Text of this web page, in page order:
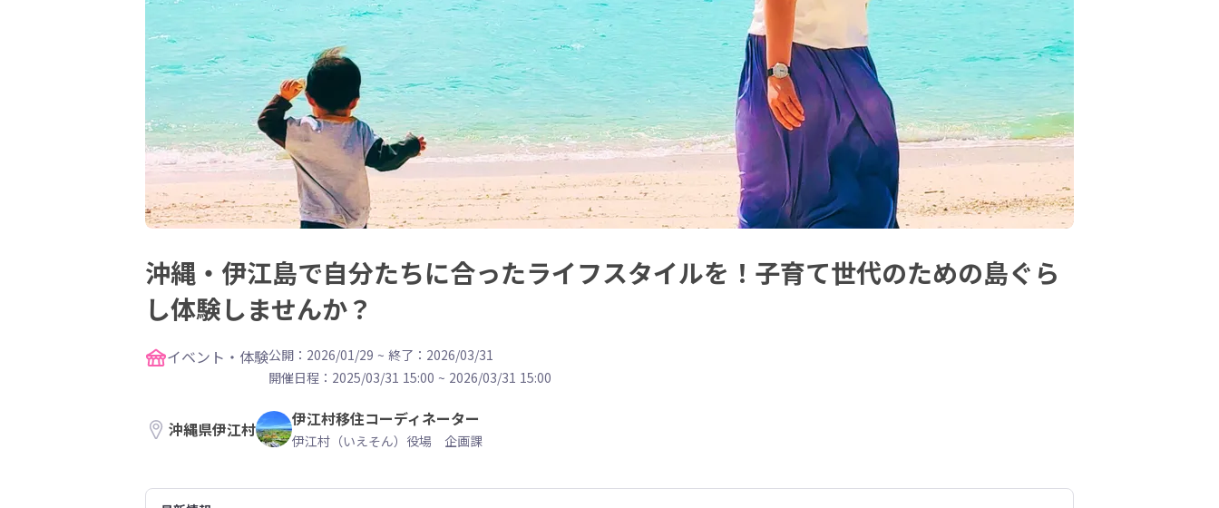
沖縄・伊江島で自分たちに合ったライフスタイルを！子育て世代のための島ぐら
し体験しませんか？
イベント・体験公開：2026/01/29 ~ 終了：2026/03/31
開催日程： 2025/03/31 15:00 ~ 2026/03/31 15:00
沖縄県伊江村 伊江村移住コーディネーター
伊江村（いえそん）役場 企画課